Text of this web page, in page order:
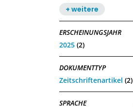
+ weitere
ERSCHEINUNGSJAHR
2025 (2)
DOKUMENTTYP
Zeitschriftenartikel (2)
SPRACHE